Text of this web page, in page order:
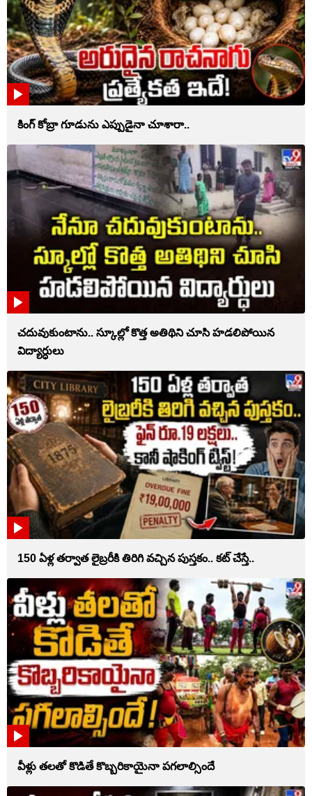
కింగ్ కోబ్రా గూడును ఎప్పుడైనా చూశారా..
చదువుకుంటాను.. స్కూల్లో కొత్త అతిథిని చూసి హడలిపోయిన
విద్యార్ధులు
150 ఏళ్ల తర్వాత లైబ్రరీకి తిరిగి వచ్చిన పుస్తకం.. కట్ చేస్తే..
వీళ్లు తలతో కొడితే కొబ్బరికాయైనా పగలాల్సిందే